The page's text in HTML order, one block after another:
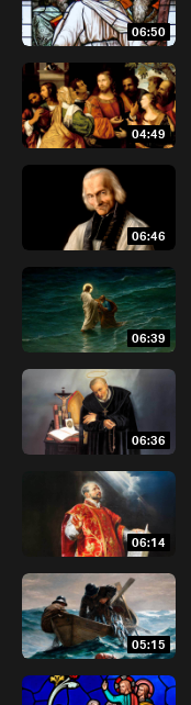
06:50
04:49
06:46
06:39
06:36
06:14
05:15